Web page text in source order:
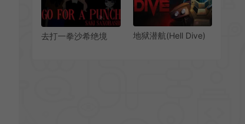
去打一拳沙希绝境
地狱潜航(Hell Dive)